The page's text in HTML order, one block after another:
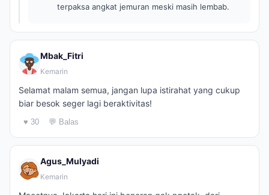
terpaksa angkat jemuran meski masih lembab.
Mbak_Fitri
Kemarin
Selamat malam semua, jangan lupa istirahat yang cukup
biar besok seger lagi beraktivitas!
♥ 30 💬 Balas
Agus_Mulyadi
Kemarin